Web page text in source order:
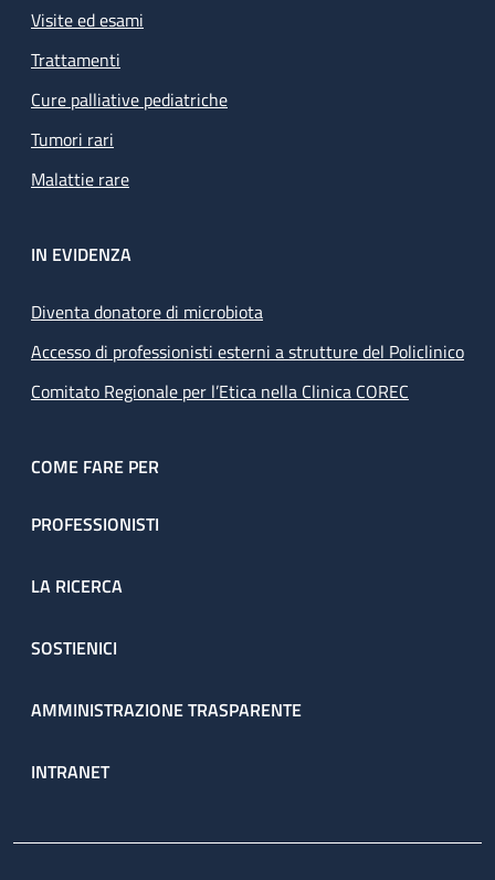
Visite ed esami
Trattamenti
Cure palliative pediatriche
Tumori rari
Malattie rare
IN EVIDENZA
Diventa donatore di microbiota
Accesso di professionisti esterni a strutture del Policlinico
Comitato Regionale per l’Etica nella Clinica COREC
COME FARE PER
PROFESSIONISTI
LA RICERCA
SOSTIENICI
AMMINISTRAZIONE TRASPARENTE
INTRANET